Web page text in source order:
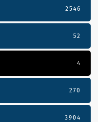
2546
52
4
270
3904